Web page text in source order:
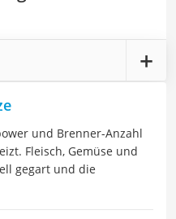
und Brenner-Anzahl
Fleisch, Gemüse und
gegart und die